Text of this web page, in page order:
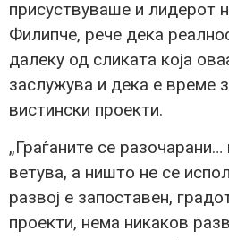
присуствуваше и
Филипче, рече дека
далеку од сликата која
заслужува и дека е време
вистински проекти.
„Граѓаните се
ветува, а ништо не се
развој е запоставен,
проекти, нема никаков